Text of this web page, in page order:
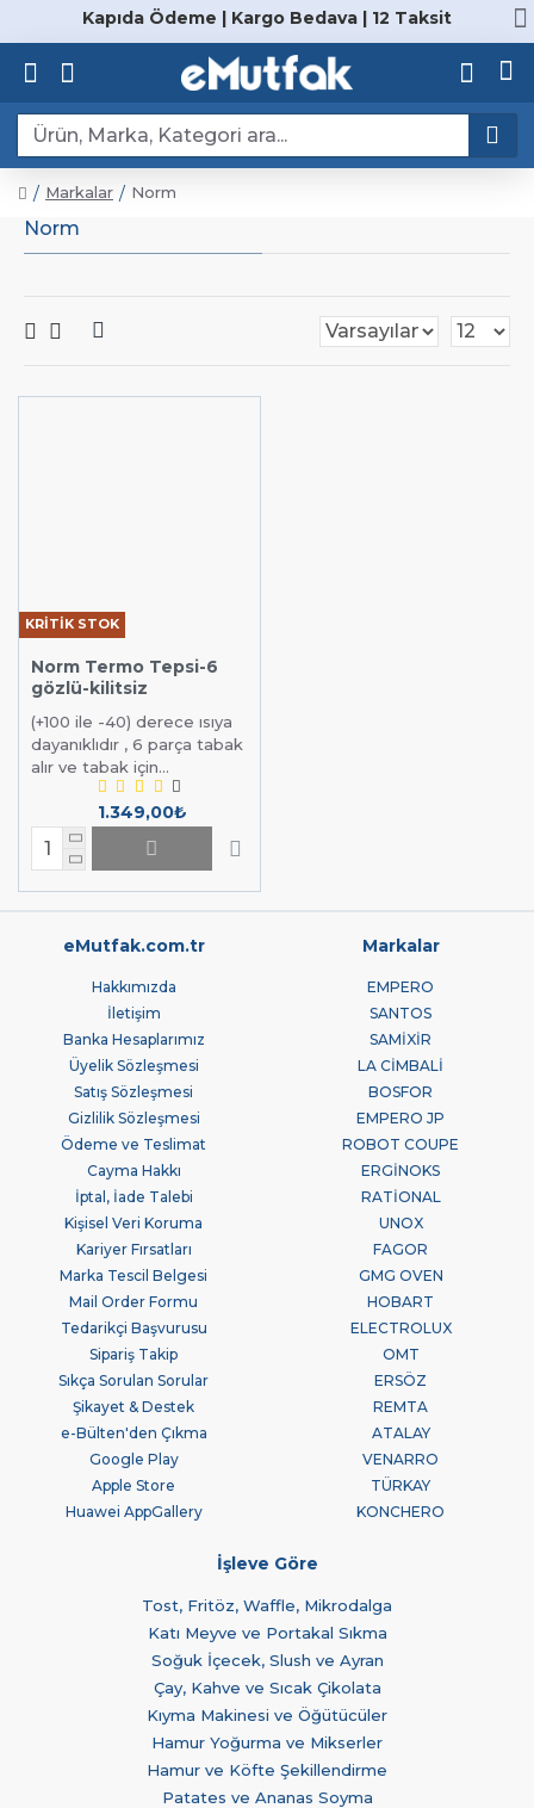
Kapıda Ödeme | Kargo Bedava | 12 Taksit
Markalar Norm
Norm
KRİTİK STOK
Norm Termo Tepsi-6
gözlü-kilitsiz
(+100 ile -40) derece ısıya
dayanıklıdır , 6 parça tabak
alır ve tabak için...
1.349,00₺
eMutfak.com.tr
Hakkımızda
İletişim
Banka Hesaplarımız
Üyelik Sözleşmesi
Satış Sözleşmesi
Gizlilik Sözleşmesi
Ödeme ve Teslimat
Cayma Hakkı
İptal, İade Talebi
Kişisel Veri Koruma
Kariyer Fırsatları
Marka Tescil Belgesi
Mail Order Formu
Tedarikçi Başvurusu
Sipariş Takip
Sıkça Sorulan Sorular
Şikayet & Destek
e-Bülten'den Çıkma
Google Play
Apple Store
Huawei AppGallery
Markalar
EMPERO
SANTOS
SAMİXİR
LA CİMBALİ
BOSFOR
EMPERO JP
ROBOT COUPE
ERGİNOKS
RATİONAL
UNOX
FAGOR
GMG OVEN
HOBART
ELECTROLUX
OMT
ERSÖZ
REMTA
ATALAY
VENARRO
TÜRKAY
KONCHERO
İşleve Göre
Tost, Fritöz, Waffle, Mikrodalga
Katı Meyve ve Portakal Sıkma
Soğuk İçecek, Slush ve Ayran
Çay, Kahve ve Sıcak Çikolata
Kıyma Makinesi ve Öğütücüler
Hamur Yoğurma ve Mikserler
Hamur ve Köfte Şekillendirme
Patates ve Ananas Soyma